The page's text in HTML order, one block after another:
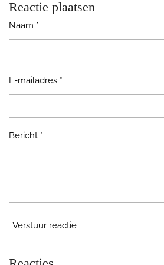
e
n
l
r
e
e
n
Reactie plaatsen
Naam *
E-mailadres *
Bericht *
Verstuur reactie